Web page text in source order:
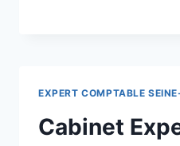
EXPERT COMPTABLE
Cabinet